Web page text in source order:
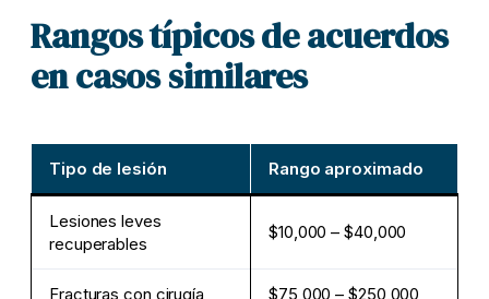
Rangos típicos de acuerdos
en casos similares
Tipo de lesión Rango aproximado
Lesiones leves
recuperables
$10,000 – $40,000
Fracturas con cirugía $75,000 – $250,000